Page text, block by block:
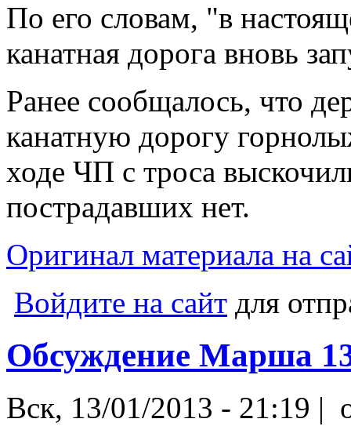
По его словам, "в
канатная дорога вновь
Ранее сообщалось, что
канатную дорогу
ходе ЧП с троса
пострадавших нет.
Оригинал материала на
Войдите на сайт для
Обсуждение Марша
Вск, 13/01/2013 - 21:19 |